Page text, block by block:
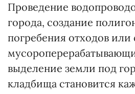
Проведение
города, создание
погребения отходов или
выделение земли под
кладбища становится